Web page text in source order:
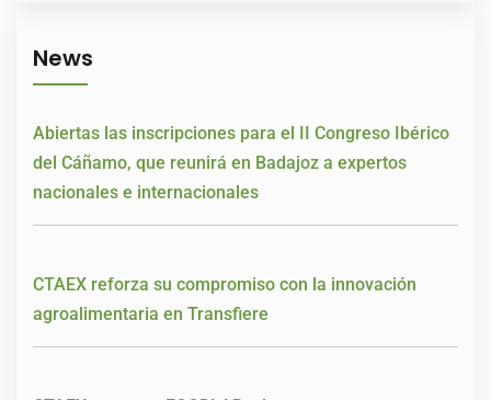
News
Abiertas las inscripciones para el II Congreso Ibérico
del Cáñamo, que reunirá en Badajoz a expertos
nacionales e internacionales
CTAEX reforza su compromiso con la innovación
agroalimentaria en Transfiere